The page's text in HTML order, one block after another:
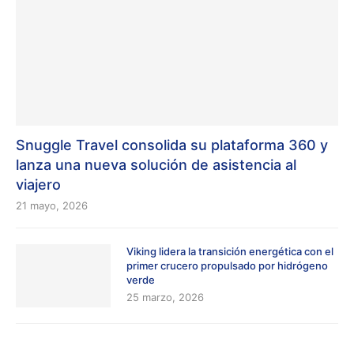
Snuggle Travel consolida su plataforma 360 y
lanza una nueva solución de asistencia al
viajero
21 mayo, 2026
Viking lidera la transición energética con el
primer crucero propulsado por hidrógeno
verde
25 marzo, 2026